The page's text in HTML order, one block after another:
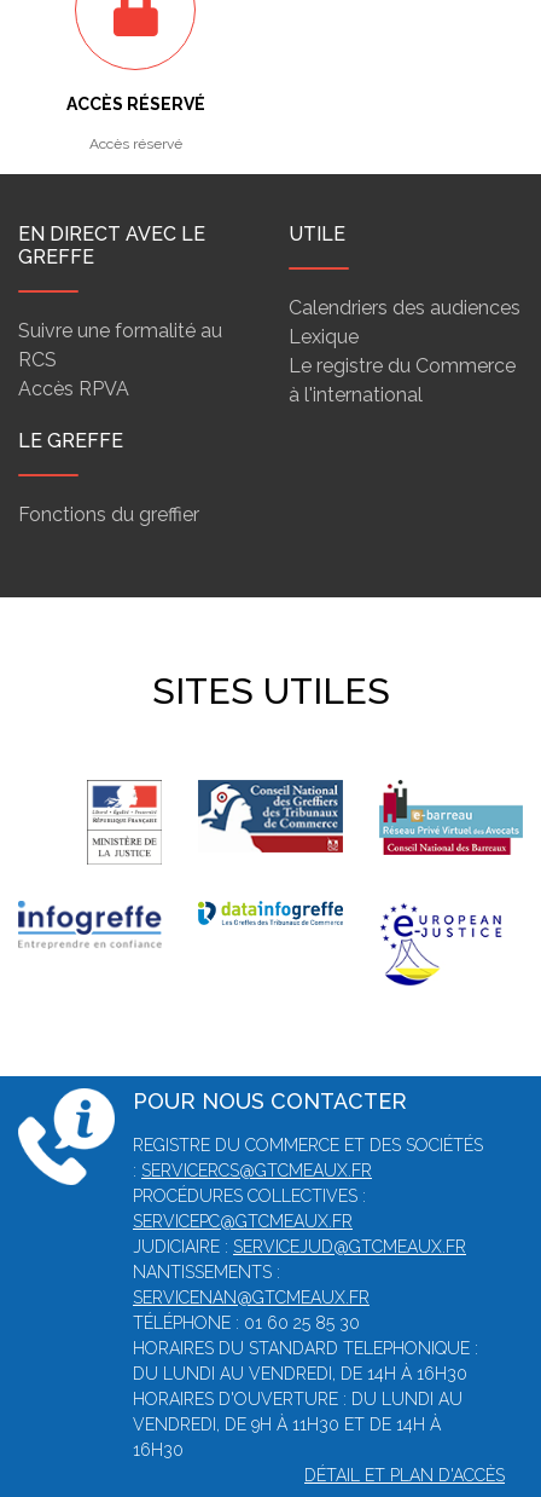
ACCÈS RÉSERVÉ
Accès réservé
EN DIRECT AVEC LE
GREFFE
Suivre une formalité au
RCS
Accès RPVA
UTILE
Calendriers des audiences
Lexique
Le registre du Commerce
à l'international
LE GREFFE
Fonctions du greffier
SITES UTILES
POUR NOUS CONTACTER
REGISTRE DU COMMERCE ET DES SOCIÉTÉS
: SERVICERCS@GTCMEAUX.FR
PROCÉDURES COLLECTIVES :
SERVICEPC@GTCMEAUX.FR
JUDICIAIRE : SERVICEJUD@GTCMEAUX.FR
NANTISSEMENTS :
SERVICENAN@GTCMEAUX.FR
TÉLÉPHONE : 01 60 25 85 30
HORAIRES DU STANDARD TELEPHONIQUE :
DU LUNDI AU VENDREDI, DE 14H À 16H30
HORAIRES D'OUVERTURE : DU LUNDI AU
VENDREDI, DE 9H À 11H30 ET DE 14H À
16H30
DÉTAIL ET PLAN D'ACCÈS